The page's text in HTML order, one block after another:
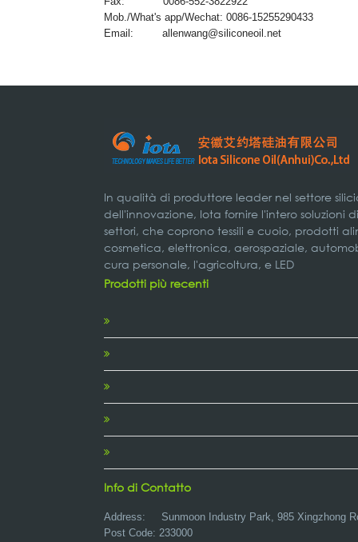
Mob./What's app/Wechat: 0086-15255290433
Email: allenwang@siliconeoil.net
In qualità di produttore leader nel settore
dell'innovazione, Iota fornire l'intero soluzioni
settori, che coprono tessili e cuoio, prodotti
cosmetica, elettronica, aerospaziale,
cura personale, l'agricoltura, e LED
Prodotti più recenti
Info di Contatto
Address: Sunmoon Industry Park, 985 Xingzhong
Post Code: 233000